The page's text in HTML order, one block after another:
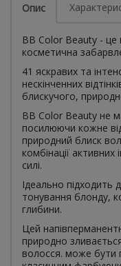
Опис
BB Color Beauty - це
косметична
41 яскравих та
нескінченних
блискучого,
BB Color Beauty не
посилюючи кожне
природний блиск
комбінації активних
силі.
Ідеально
тонування блонду,
глибини.
Цей
природно
волосся. може бути